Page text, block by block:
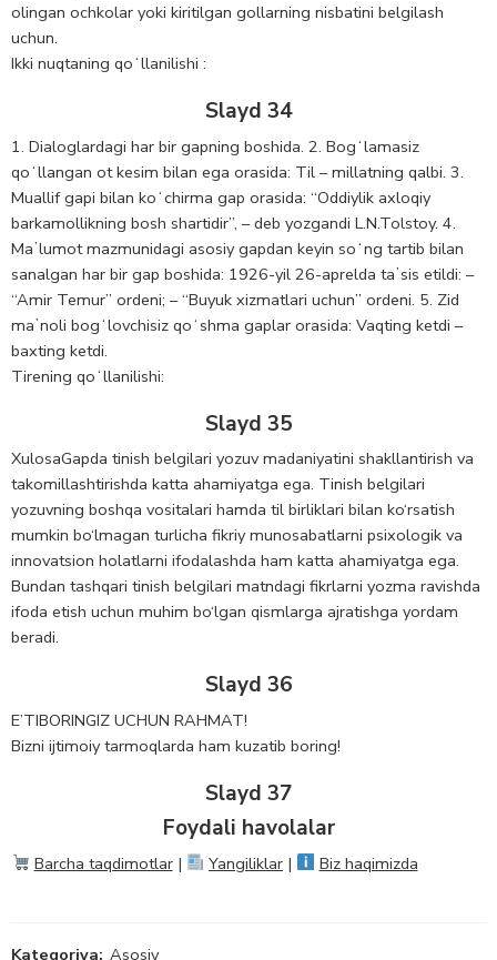
olingan ochkolar yoki kiritilgan gollarning nisbatini belgilash
uchun.
Ikki nuqtaning qoʻllanilishi :
Slayd 34
1. Dialoglardagi har bir gapning boshida. 2. Bogʻlamasiz
qoʻllangan ot kesim bilan ega orasida: Til – millatning qalbi. 3.
Muallif gapi bilan koʻchirma gap orasida: “Oddiylik axloqiy
barkamollikning bosh shartidir”, – deb yozgandi L.N.Tolstoy. 4.
Maʼlumot mazmunidagi asosiy gapdan keyin soʻng tartib bilan
sanalgan har bir gap boshida: 1926-yil 26-aprelda taʼsis etildi: –
“Amir Temur” ordeni; – “Buyuk xizmatlari uchun” ordeni. 5. Zid
maʼnoli bogʻlovchisiz qoʻshma gaplar orasida: Vaqting ketdi –
baxting ketdi.
Tirening qoʻllanilishi:
Slayd 35
XulosaGapda tinish belgilari yozuv madaniyatini shakllantirish va
takomillashtirishda katta ahamiyatga ega. Tinish belgilari
yozuvning boshqa vositalari hamda til birliklari bilan ko‘rsatish
mumkin bo‘lmagan turlicha fikriy munosabatlarni psixologik va
innovatsion holatlarni ifodalashda ham katta ahamiyatga ega.
Bundan tashqari tinish belgilari matndagi fikrlarni yozma ravishda
ifoda etish uchun muhim bo‘lgan qismlarga ajratishga yordam
beradi.
Slayd 36
E’TIBORINGIZ UCHUN RAHMAT!
Bizni ijtimoiy tarmoqlarda ham kuzatib boring!
Slayd 37
Foydali havolalar
Barcha taqdimotlar| Yangiliklar | Biz haqimizda
Kategoriya: Asosiy